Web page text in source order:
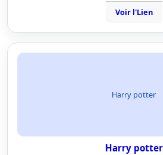
Voir l'Lien
Harry potter
Harry potter